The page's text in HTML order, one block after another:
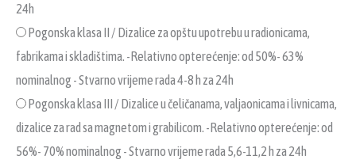
24h
Pogonska klasa II / Dizalice za opštu upotrebu u radionicama,
fabrikama i skladištima. -Relativno opterećenje: od 50%- 63%
nominalnog - Stvarno vrijeme rada 4-8 h za 24h
Pogonska klasa III / Dizalice u čeličanama, valjaonicama i livnicama,
dizalice za rad sa magnetom i grabilicom. -Relativno opterećenje: od
56%- 70% nominalnog - Stvarno vrijeme rada 5,6-11,2 h za 24h